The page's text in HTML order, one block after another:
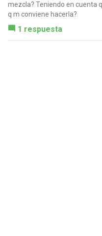
mezcla? Teniendo en cuenta
q m conviene hacerla?
1 respuesta